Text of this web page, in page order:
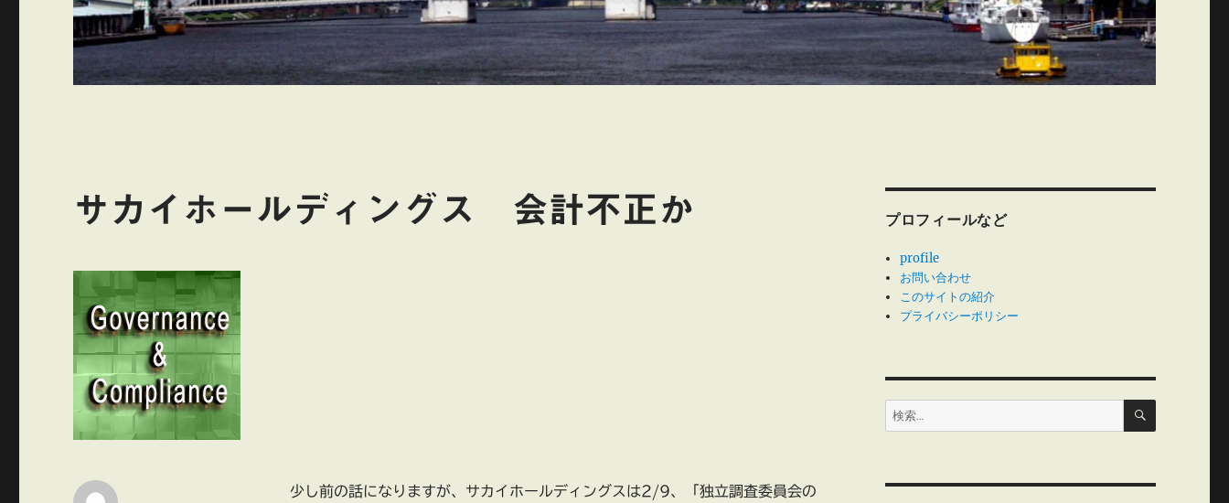
サカイホールディングス 会計不正か
少し前の話になりますが、サカイホールディングスは2/9、「独立調査委員会の
プロフィールなど
profile
お問い合わせ
このサイトの紹介
プライバシーポリシー
検
索:
検